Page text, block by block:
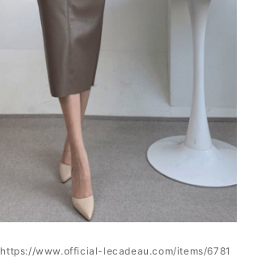
https://www.official-lecadeau.com/items/6781